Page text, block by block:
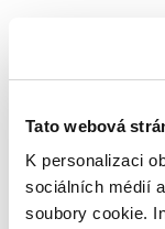
Tato webová
K personalizaci
sociálních médií
soubory cookie.
Kombinace
optimalizovat
Cloud Cost
odhadovaná
cloudu.